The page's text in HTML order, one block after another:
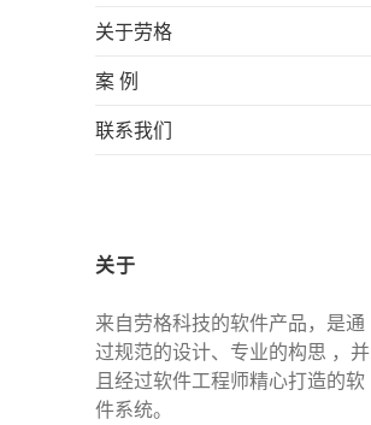
关于劳格
案 例
联系我们
关于
来自劳格科技的软件产品，是通
过规范的设计、专业的构思 ，并
且经过软件工程师精心打造的软
件系统。